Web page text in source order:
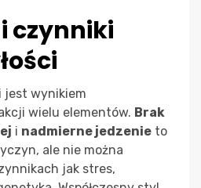
czynniki
jest wynikiem
wielu elementów. Brak
i nadmierne jedzenie to
ale nie można
jak stres,